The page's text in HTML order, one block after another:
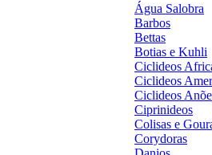
Água Salobra
Barbos
Bettas
Botias e Kuhli
Ciclideos
Ciclideos
Ciclideos
Ciprinideos
Colisas e
Corydoras